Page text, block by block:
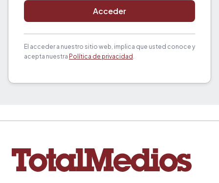
Acceder
El acceder a nuestro sitio web, implica que usted conoce y
acepta nuestra Política de privacidad .